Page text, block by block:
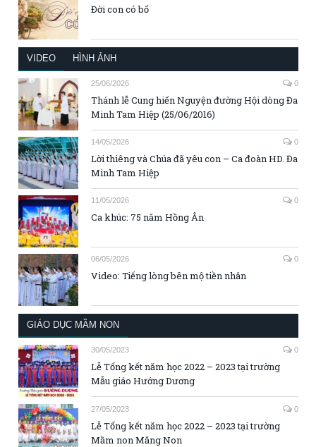
Đời con có bố
VIDEO HÌNH ẢNH
25/06/2026 0
Thánh lễ Cung hiến Nguyện đường Hội dòng Đa
Minh Tam Hiệp (25/06/2016)
14/05/2026 0
Lời thiêng và Chúa đã yêu con – Ca đoàn HD. Đa
Minh Tam Hiệp
11/05/2026 0
Ca khúc: 75 năm Hồng Ân
06/05/2026 0
Video: Tiếng lòng bên mộ tiền nhân
GIÁO DỤC MẦM NON
30/05/2023 0
Lễ Tổng kết năm học 2022 – 2023 tại trường
Mẫu giáo Hướng Dương
27/05/2023 0
Lễ Tổng kết năm học 2022 – 2023 tại trường
Mầm non Măng Non